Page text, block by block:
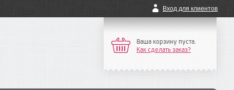
Вход для клиентов
Ваша корзину пуста.
Как сделать заказ?